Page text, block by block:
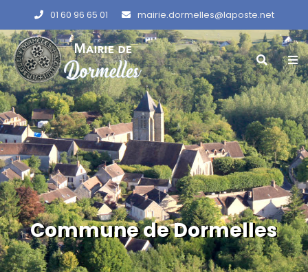
01 60 96 65 01 mairie.dormelles@laposte.net
Commune de Dormelles